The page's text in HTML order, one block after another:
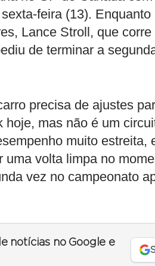
feira (13). Enquanto
Lance Stroll, que
de terminar a
precisa de ajustes
hoje, mas não é um
muito estreita,
volta limpa no
vez no campeonato
notícias no Google e